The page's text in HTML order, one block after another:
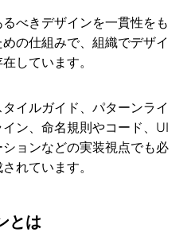
べきデザインを一貫性をも
の仕組みで、組織でデザイ
しています。
イルガイド、パターンライ
ン、命名規則やコード、UI
ョンなどの実装視点でも必
れています。
とは